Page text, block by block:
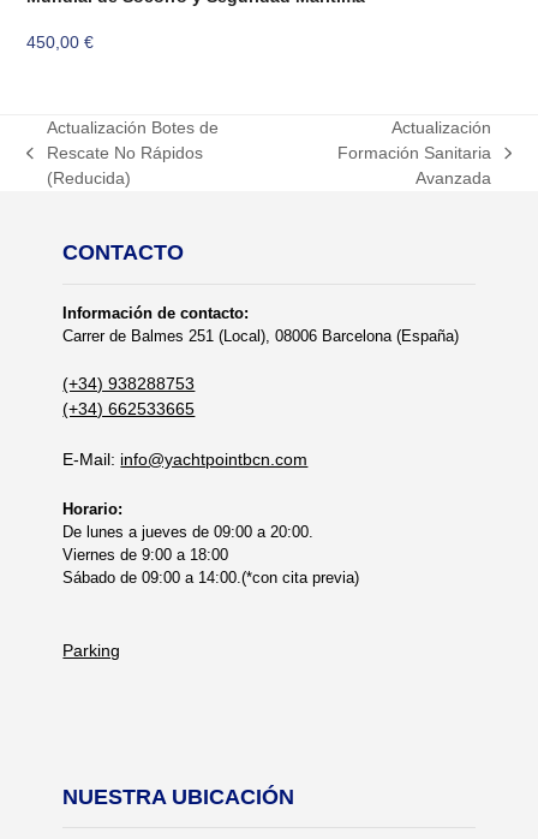
450,00€
previous
post:
Actualización Botes de
Rescate No Rápidos
(Reducida)
Actualización
Formación Sanitaria
Avanzada
CONTACTO
Información de contacto:
Carrer de Balmes 251 (Local), 08006 Barcelona (España)
(+34) 938288753
(+34) 662533665
E-Mail: info@yachtpointbcn.com
Horario:
De lunes a jueves de 09:00 a 20:00.
Viernes de 9:00 a 18:00
Sábado de 09:00 a 14:00.(*con cita previa)
Parking
NUESTRA UBICACIÓN